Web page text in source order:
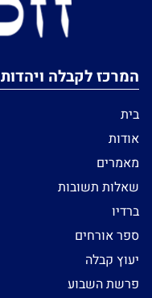
המרכז לקבלה ויהדות
בית
אודות
מאמרים
שאלות תשובות
ברדיו
ספר אורחים
יעוץ קבלה
פרשת השבוע